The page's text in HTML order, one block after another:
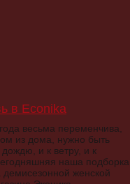
в Econika
весьма переменчива,
из дома, нужно быть
дождю, и к ветру, и к
наша подборка
женской